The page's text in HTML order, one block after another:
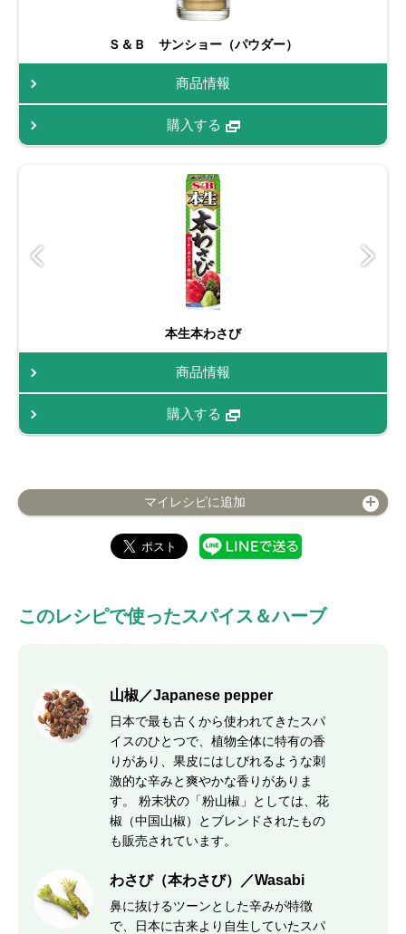
Ｓ＆Ｂ サンショー（パウダー）
商品情報
購入する
本生本わさび
商品情報
購入する
マイレシピに追加
このレシピで使ったスパイス＆ハーブ
山椒／Japanese pepper
日本で最も古くから使われてきたスパ
イスのひとつで、植物全体に特有の香
りがあり、果皮にはしびれるような刺
激的な辛みと爽やかな香りがありま
す。 粉末状の「粉山椒」としては、花
椒（中国山椒）とブレンドされたもの
も販売されています。
わさび（本わさび）／Wasabi
鼻に抜けるツーンとした辛みが特徴
で、日本に古来より自生していたスパ